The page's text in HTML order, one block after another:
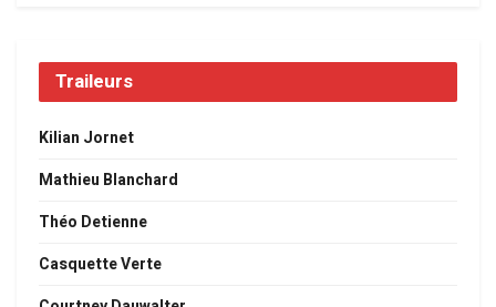
Traileurs
Kilian Jornet
Mathieu Blanchard
Théo Detienne
Casquette Verte